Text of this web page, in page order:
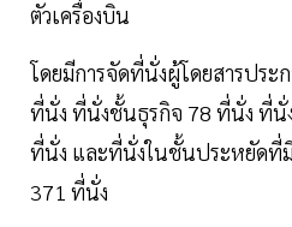
ตัวเครื่องบิน
โดยมีการจัดที่นั่งผู้โดยสารปร
ที่นั่ง ที่นั่งชั้นธุรกิจ 78 ที่นั่ง ที่นั่
ที่นั่ง และที่นั่งในชั้นประหยัดที่
371 ที่นั่ง